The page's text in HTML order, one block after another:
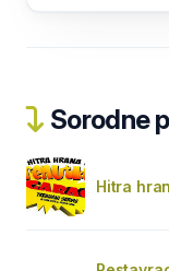
Sorodne
Hitra